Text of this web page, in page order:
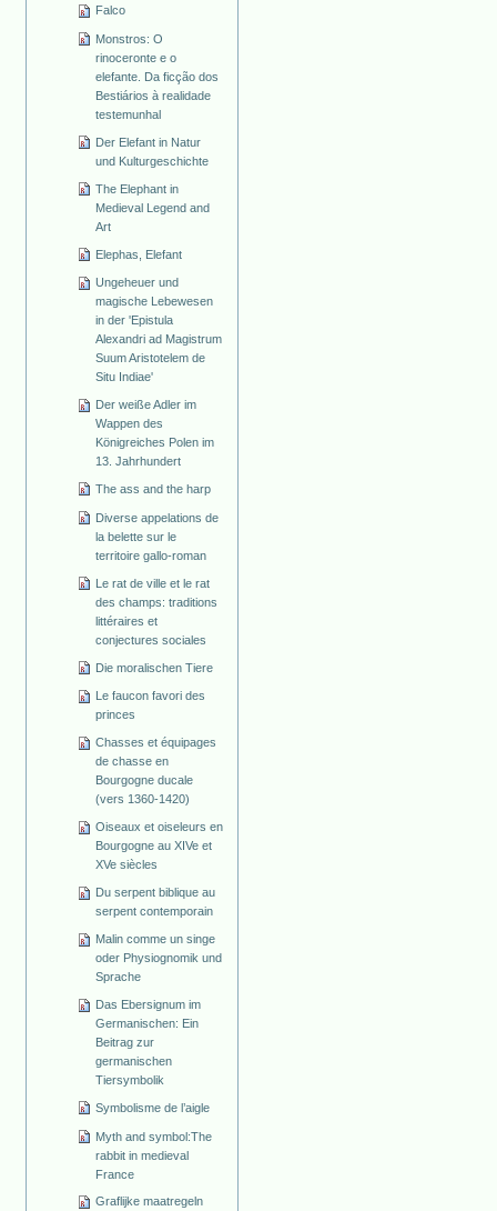
Falco
Monstros: O
rinoceronte e o
elefante. Da ficção dos
Bestiários à realidade
testemunhal
Der Elefant in Natur
und Kulturgeschichte
The Elephant in
Medieval Legend and
Art
Elephas, Elefant
Ungeheuer und
magische Lebewesen
in der 'Epistula
Alexandri ad Magistrum
Suum Aristotelem de
Situ Indiae'
Der weiße Adler im
Wappen des
Königreiches Polen im
13. Jahrhundert
The ass and the harp
Diverse appelations de
la belette sur le
territoire gallo-roman
Le rat de ville et le rat
des champs: traditions
littéraires et
conjectures sociales
Die moralischen Tiere
Le faucon favori des
princes
Chasses et équipages
de chasse en
Bourgogne ducale
(vers 1360-1420)
Oiseaux et oiseleurs en
Bourgogne au XIVe et
XVe siècles
Du serpent biblique au
serpent contemporain
Malin comme un singe
oder Physiognomik und
Sprache
Das Ebersignum im
Germanischen: Ein
Beitrag zur
germanischen
Tiersymbolik
Symbolisme de l’aigle
Myth and symbol:The
rabbit in medieval
France
Graflijke maatregeln